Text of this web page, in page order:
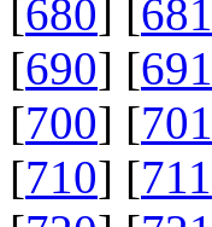
[680] [681
[690] [691
[700] [701
[710] [711